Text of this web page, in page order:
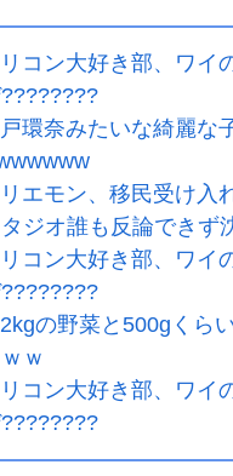
リコン大好き部、ワイ
戸環奈みたいな綺麗な
リエモン、移民受け入
ジオ誰も反論できず
リコン大好き部、ワイ
の野菜と500gくら
ｗ
リコン大好き部、ワイ